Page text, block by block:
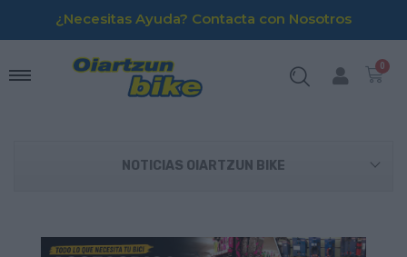
¿Necesitas Ayuda? Contacta con Nosotros
NOTICIAS OIARTZUN BIKE